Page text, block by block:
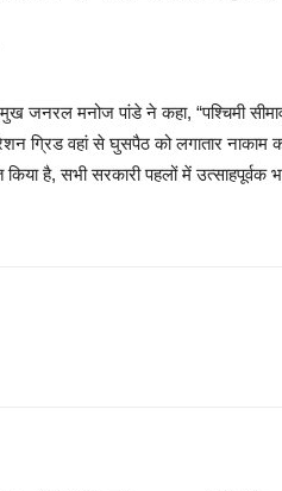
जनरल मनोज पांडे ने कहा, “पश्चिमी
ग्रिड वहां से घुसपैठ को लगातार
है, सभी सरकारी पहलों में उत्साहपूर्वक